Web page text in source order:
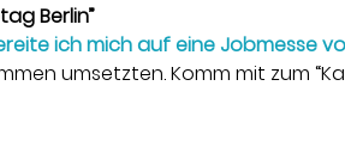
Berlin”
ich mich auf eine Jobmesse
umsetzten. Komm mit zum